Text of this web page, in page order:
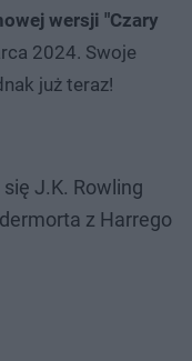
wersji "Czary
2024. Swoje
już teraz!
J.K. Rowling
z Harrego